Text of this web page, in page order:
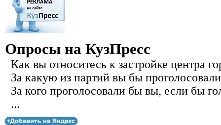
Опросы на КузПресс
Как вы относитесь к застройке центра
За какую из партий вы бы
За кого проголосовали бы вы, если бы
...